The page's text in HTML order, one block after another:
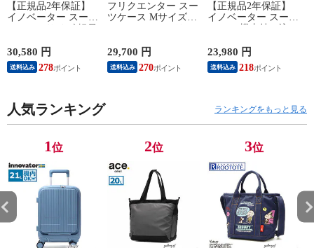
【正規品2年保証】
イノベーター スーツ
ース suitcase ストッ
パー フロントポケッ
ト キャリーバッグ
Extreme Journey 92L
Large INV90
30,580 円
送料込み 278
フリクエンター スー
ツケース Mサイズ
ス 52L 軽量 軽い 静
音 メンズ レディー
ス M TSロック 5泊 6
29,700 円
送料込み 270
【正規品2年保証】
イノベーター スーツ
量 innovator キャリー
ケース ブランド 小
さめ Sサイズ ストッ
Journey Cabin INV50
23,980 円
送料込み 218
人気ランキング ランキングをもっと見る
1位 2位 3位